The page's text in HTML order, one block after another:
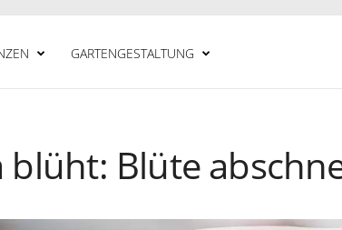
GARTENGESTALTUNG
blüht: Blüte